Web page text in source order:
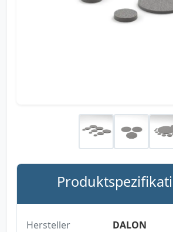
Hersteller
DALON